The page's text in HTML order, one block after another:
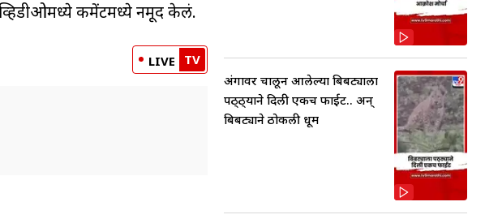
व्हिडीओमध्ये कमेंटमध्ये नमूद केलं.
LIVE TV
अंगावर चालून आलेल्या बिबट्याला
पठ्ठ्याने दिली एकच फाईट.. अन्
बिबट्याने ठोकली धूम